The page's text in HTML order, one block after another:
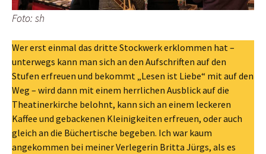
Foto: sh
Wer erst einmal das dritte Stockwerk erklommen hat –
unterwegs kann man sich an den Aufschriften auf den
Stufen erfreuen und bekommt „Lesen ist Liebe“ mit auf den
Weg – wird dann mit einem herrlichen Ausblick auf die
Theatinerkirche belohnt, kann sich an einem leckeren
Kaffee und gebackenen Kleinigkeiten erfreuen, oder auch
gleich an die Büchertische begeben. Ich war kaum
angekommen bei meiner Verlegerin Britta Jürgs, als es